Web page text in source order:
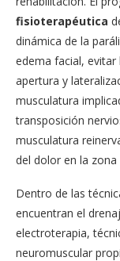
fisioterapéutica
dinámica de la
edema facial, evitar
apertura y
musculatura
transposición
musculatura
del dolor en la
Dentro de las
encuentran el
electroterapia,
neuromuscular